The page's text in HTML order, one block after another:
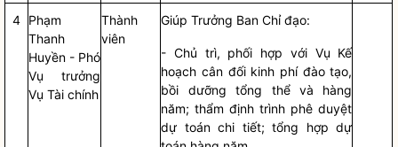
4 Phạm
Thanh
Huyền - Phó
Vụ trưởng
Vụ Tài chính
Thành
viên
Giúp Trưởng BanChỉ đạo:
- Chủ trì, phối hợp với Vụ Kế
hoạch cân đối kinh phí đào tạo,
bồi dưỡng tổng thể và hàng
năm; thẩm định trình phê duyệt
dự toán chi tiết; tổng hợp dự